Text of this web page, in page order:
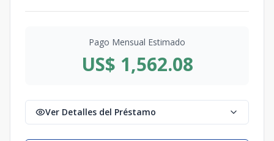
Pago Mensual Estimado
US$ 1,562.08
Ver Detalles del Préstamo